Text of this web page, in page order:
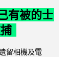
有被的士
留相機及電